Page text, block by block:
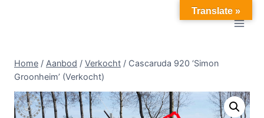
Home / Aanbod / Verkocht / Cascaruda 920 ‘Simon
Groonheim’ (Verkocht)
Translate »